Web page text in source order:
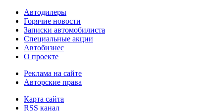
Автодилеры
Горячие новости
Записки автомобилиста
Специальные акции
Автобизнес
О проекте
Реклама на сайте
Авторские права
Карта сайта
RSS канал